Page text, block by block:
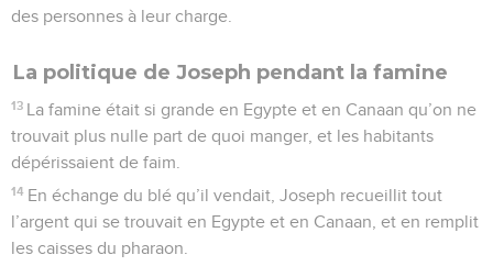
des personnes à leur charge.
La politique de Joseph pendant la famine
13 La famine était si grande en Egypte et en Canaan qu’on ne
trouvait plus nulle part de quoi manger, et les habitants
dépérissaient de faim.
14 En échange du blé qu’il vendait, Joseph recueillit tout
l’argent qui se trouvait en Egypte et en Canaan, et en remplit
les caisses du pharaon.